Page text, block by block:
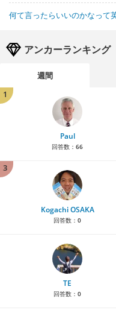
何て言ったらいいのかなって
アンカーランキング
週間
1
Paul
回答数： 66
3
Kogachi OSAKA
回答数： 0
TE
回答数： 0